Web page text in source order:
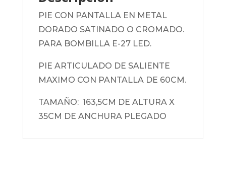
PIE CON PANTALLA EN METAL
DORADO SATINADO O CROMADO.
PARA BOMBILLA E-27 LED.
PIE ARTICULADO DE SALIENTE
MAXIMO CON PANTALLA DE 60CM.
TAMAÑO: 163,5CM DE ALTURA X
35CM DE ANCHURA PLEGADO